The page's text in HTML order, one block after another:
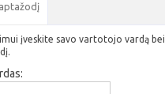
įveskite savo vartotojo vardą bei